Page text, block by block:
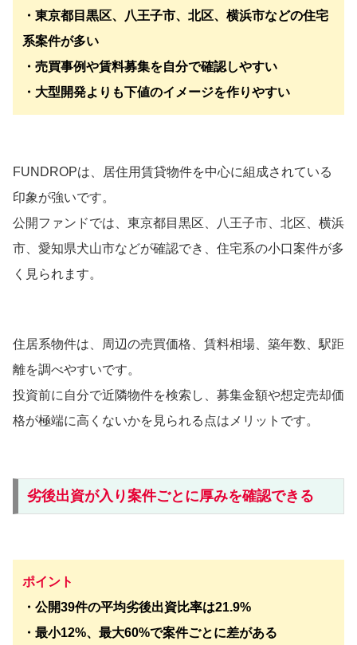
・東京都目黒区、八王子市、北区、横浜市などの住宅
系案件が多い
・売買事例や賃料募集を自分で確認しやすい
・大型開発よりも下値のイメージを作りやすい
FUNDROPは、居住用賃貸物件を中心に組成されている
印象が強いです。
公開ファンドでは、東京都目黒区、八王子市、北区、横浜
市、愛知県犬山市などが確認でき、住宅系の小口案件が多
く見られます。
住居系物件は、周辺の売買価格、賃料相場、築年数、駅距
離を調べやすいです。
投資前に自分で近隣物件を検索し、募集金額や想定売却価
格が極端に高くないかを見られる点はメリットです。
劣後出資が入り案件ごとに厚みを確認できる
ポイント
・公開39件の平均劣後出資比率は21.9%
・最小12%、最大60%で案件ごとに差がある